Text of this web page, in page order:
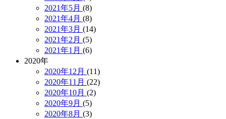
2021年5月 (8)
2021年4月 (8)
2021年3月 (14)
2021年2月 (5)
2021年1月 (6)
2020年
2020年12月 (11)
2020年11月 (22)
2020年10月 (2)
2020年9月 (5)
2020年8月 (3)